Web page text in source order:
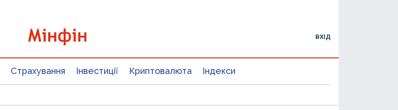
ВХІД
Страхування Інвестиції Криптовалюта Індекси